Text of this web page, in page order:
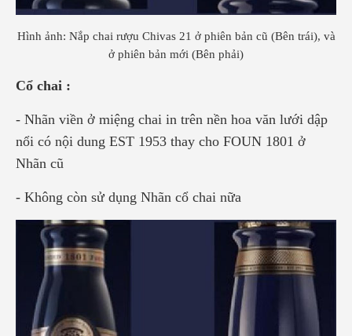
Hình ảnh: Nắp chai rượu Chivas 21 ở phiên bản cũ (Bên trái), và
ở phiên bản mới (Bên phải)
Cổ chai :
- Nhãn viền ở miệng chai in trên nền hoa văn lưới dập
nổi có nội dung EST 1953 thay cho FOUN 1801 ở
Nhãn cũ
- Không còn sử dụng Nhãn cổ chai nữa